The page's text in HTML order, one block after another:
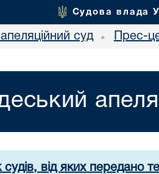
Судова влада
суд • Прес-
судів, від яких передано